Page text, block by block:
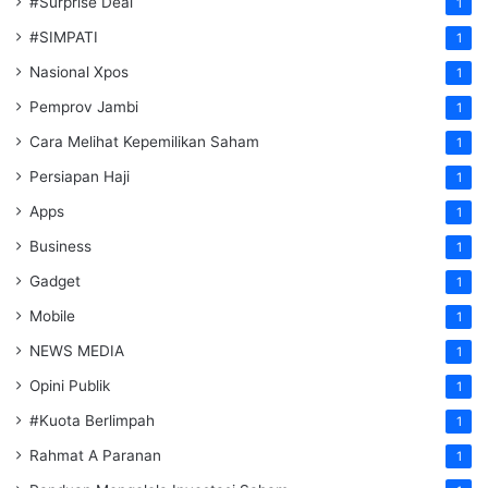
1
#SIMPATI 1
Nasional Xpos 1
Pemprov Jambi 1
Cara Melihat Kepemilikan Saham 1
Persiapan Haji 1
Apps 1
Business 1
Gadget 1
Mobile 1
NEWS MEDIA 1
Opini Publik 1
#Kuota Berlimpah 1
Rahmat A Paranan 1